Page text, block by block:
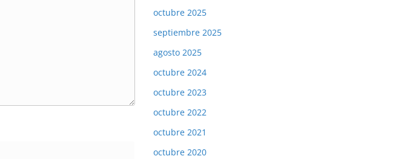
octubre 2025
septiembre 2025
agosto 2025
octubre 2024
octubre 2023
octubre 2022
octubre 2021
octubre 2020